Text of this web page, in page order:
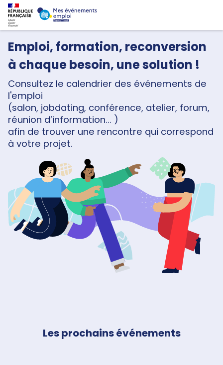
Emploi, formation, reconversion
à chaque besoin, une solution !
Consultez le calendrier des événements de
l'emploi
(salon, jobdating, conférence, atelier, forum,
réunion d’information... )
afin de trouver une rencontre qui correspond
à votre projet.
Les prochains événements